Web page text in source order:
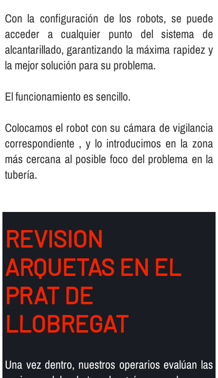
Con la configuración de los robots, se puede
acceder a cualquier punto del sistema de
alcantarillado, garantizando la máxima rapidez y
la mejor solución para su problema.
El funcionamiento es sencillo.
Colocamos el robot con su cámara de vigilancia
correspondiente , y lo introducimos en la zona
más cercana al posible foco del problema en la
tuberí­a.
REVISION
ARQUETAS EN EL
PRAT DE
LLOBREGAT
Una vez dentro, nuestros operarios evalúan las